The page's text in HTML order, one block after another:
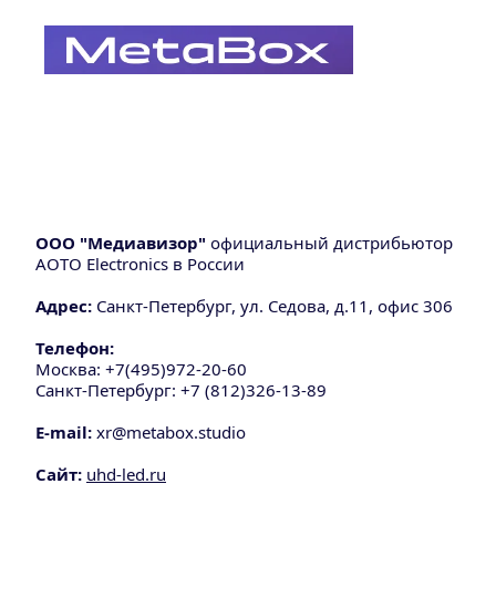
ООО "Медиавизор" официальный дистрибьютор
AOTO Electronics в России
Адрес: Санкт-Петербург, ул. Седова, д.11, офис 306
Телефон:
Москва: +7(495)972-20-60
Санкт-Петербург: +7 (812)326-13-89
E-mail: xr@metabox.studio
Сайт: uhd-led.ru